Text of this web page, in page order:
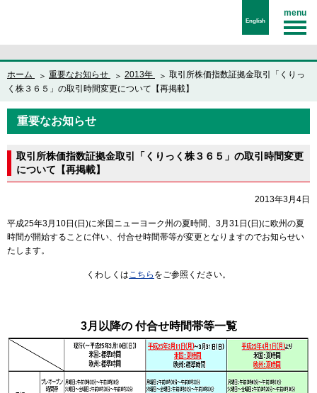
English
ホーム 重要なお知らせ 2013年
取引所株価指数証拠金取引「くりっ
く株３６５」の取引時間変更について【再掲載】
重要なお知らせ
取引所株価指数証拠金取引「くりっく株３６５」の取引時間変更
について【再掲載】
2013年3月4日
平成25年3月10日(日)に米国ニューヨーク州の夏時間、3月31日(日)に欧州の夏
時間が開始することに伴い、付合せ時間帯等が変更となりますのでお知らせい
たします。
くわしくはこちら をご参照ください。
3月以降の 付合せ時間帯等一覧
menu